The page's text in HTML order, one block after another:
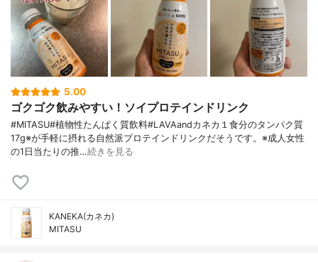
5.00
ゴクゴク飲みやすい！ソイプロテインドリンク
#MITASU#植物性たんぱく質飲料#LAVAandカネカ１食分のタンパク質
17g※が手軽に摂れる自然派プロテインドリンクだそうです。※成人女性
の1日当たりの推…続きを見る
KANEKA(カネカ)
MITASU